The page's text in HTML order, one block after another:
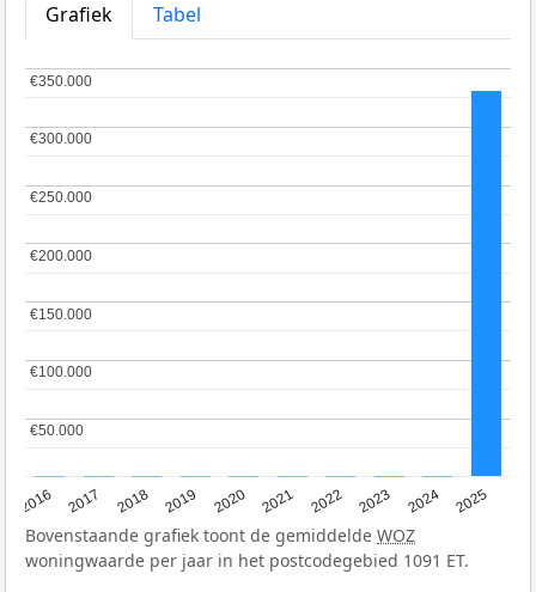
Grafiek
Tabel
2016 2017 2018 2019 2020 2021 2022 2023 2024 2025
€50.000
€50.000
€100.000
€100.000
€150.000
€150.000
€200.000
€200.000
€250.000
€250.000
€300.000
€300.000
€350.000
€350.000
Bovenstaande grafiek toont de gemiddelde WOZ
woningwaarde per jaar in het postcodegebied 1091 ET.